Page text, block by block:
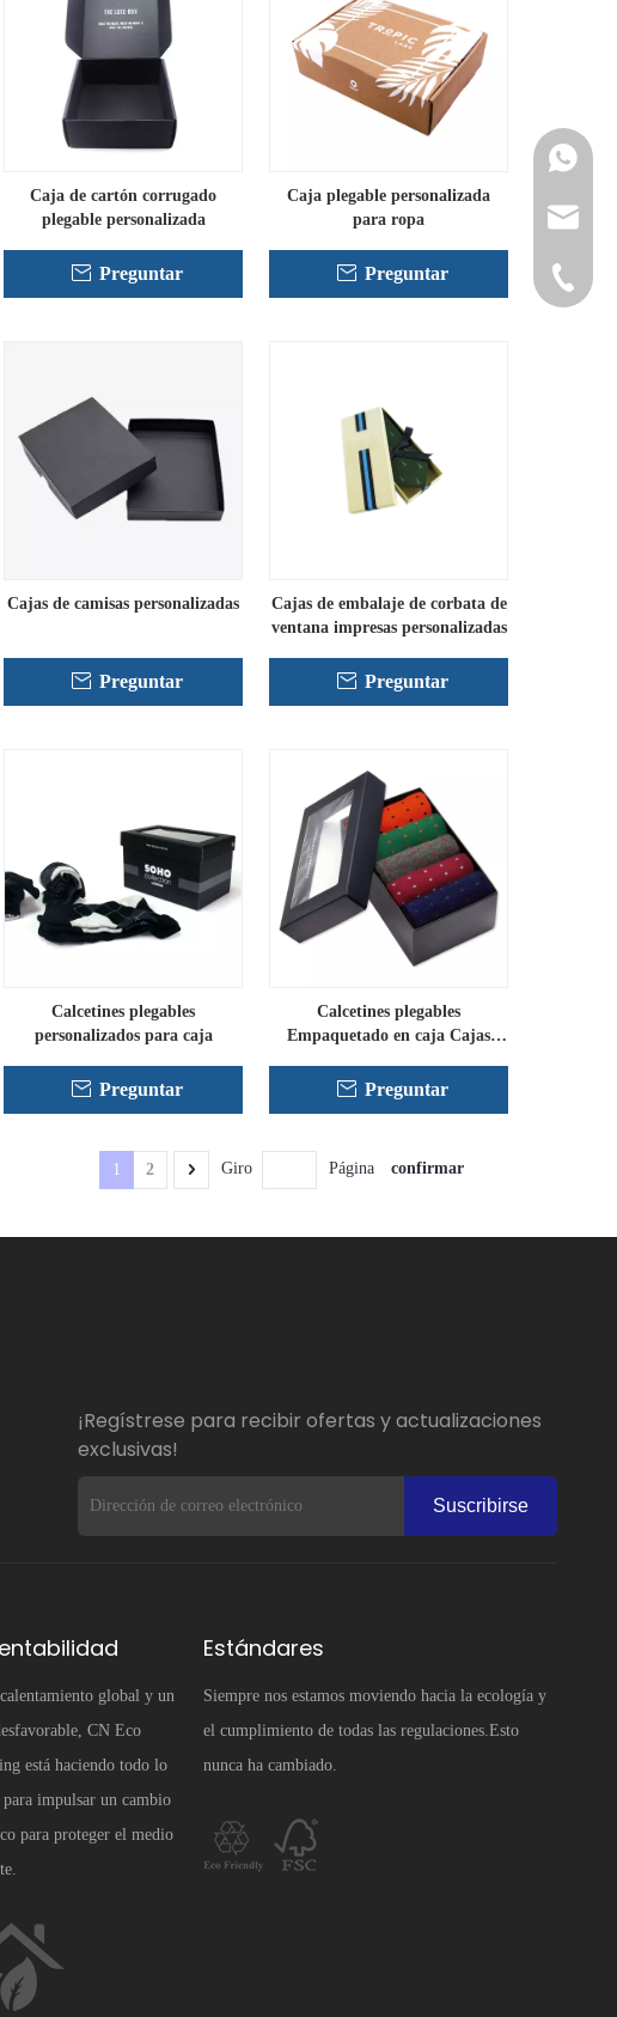
Caja de cartón corrugado
plegable personalizada
Preguntar
Caja plegable personalizada
para ropa
Preguntar
Cajas de camisas personalizadas
Preguntar
Cajas de embalaje de corbata de
ventana impresas personalizadas
Preguntar
Calcetines plegables
personalizados para caja
Preguntar
Calcetines plegables
Empaquetado en caja Cajas
estucado
Preguntar
1 2 Giro Página confirmar
¡Regístrese para recibir ofertas y actualizaciones
exclusivas!
Suscribirse
+86-
global y un
CN Eco
está haciendo todo lo
para impulsar un cambio
para proteger el medio
Estándares
Siempre nos estamos moviendo hacia la ecología y
el cumplimiento de todas las regulaciones.Esto
nunca ha cambiado.